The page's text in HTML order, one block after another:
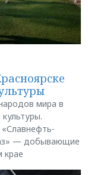
мира в
— добывающие
крае